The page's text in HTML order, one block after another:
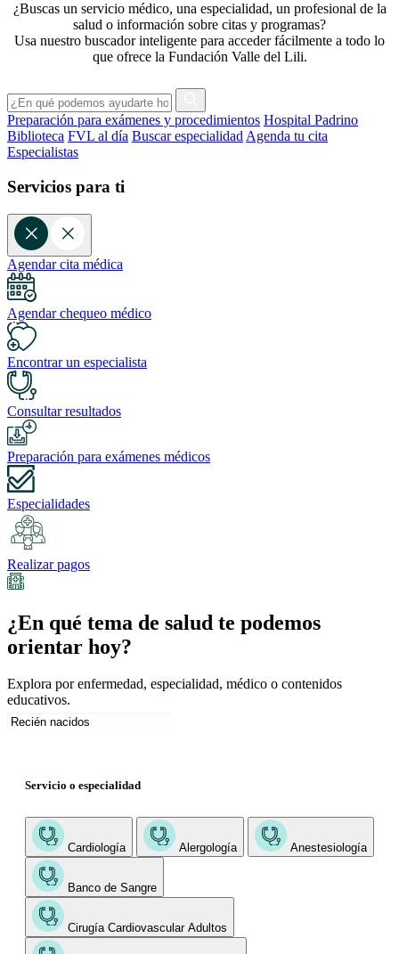
¿Buscas un servicio médico, una especialidad, un profesional de la
salud o información sobre citas y programas?
Usa nuestro buscador inteligente para acceder fácilmente a todo lo
que ofrece la Fundación Valle del Lili.
Preparación para exámenes y procedimientos Hospital Padrino
Biblioteca FVL al día Buscar especialidad Agenda tu cita
Especialistas
Servicios para ti
Agendar cita médica
Agendar chequeo médico
Encontrar un especialista
Consultar resultados
Preparación para exámenes médicos
Especialidades
Realizar pagos
¿En qué tema de salud te podemos
orientar hoy?
Explora por enfermedad, especialidad, médico o contenidos
educativos.
Servicio o especialidad
Cardiología Alergología Anestesiología
Banco de Sangre
Cirugía Cardiovascular Adultos